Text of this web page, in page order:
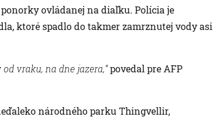
ovládanej na diaľku. Polícia je
ktoré spadlo do takmer zamrznutej vody asi
vraku, na dne jazera,“povedal pre AFP
národného parku Thingvellir,